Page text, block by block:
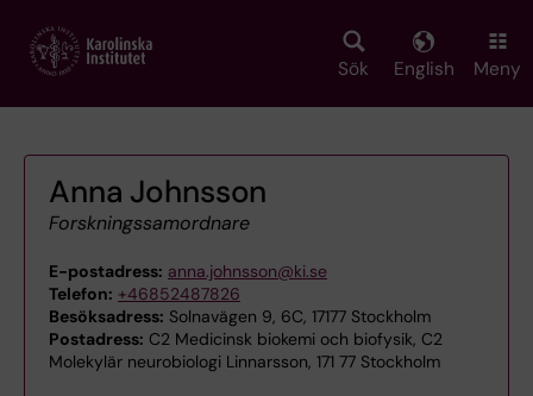
main
Sök English Meny
Anna Johnsson
Forskningssamordnare
E-postadress: anna.johnsson@ki.se
Telefon: +46852487826
Besöksadress: Solnavägen 9, 6C, 17177 Stockholm
Postadress: C2 Medicinsk biokemi och biofysik, C2
Molekylär neurobiologi Linnarsson, 171 77 Stockholm